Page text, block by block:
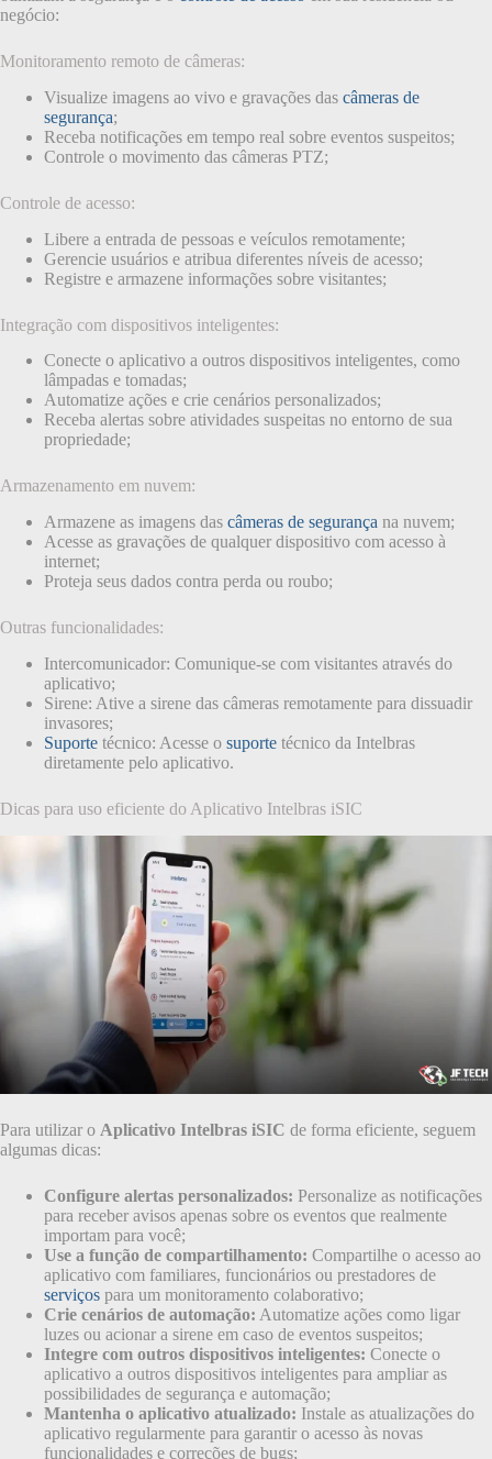
negócio:
Monitoramento remoto de câmeras:
Visualize imagens ao vivo e gravações das câmeras de
segurança;
Receba notificações em tempo real sobre eventos suspeitos;
Controle o movimento das câmeras PTZ;
Controle de acesso:
Libere a entrada de pessoas e veículos remotamente;
Gerencie usuários e atribua diferentes níveis de acesso;
Registre e armazene informações sobre visitantes;
Integração com dispositivos inteligentes:
Conecte o aplicativo a outros dispositivos inteligentes, como
lâmpadas e tomadas;
Automatize ações e crie cenários personalizados;
Receba alertas sobre atividades suspeitas no entorno de sua
propriedade;
Armazenamento em nuvem:
Armazene as imagens das câmeras de segurança na nuvem;
Acesse as gravações de qualquer dispositivo com acesso à
internet;
Proteja seus dados contra perda ou roubo;
Outras funcionalidades:
Intercomunicador: Comunique-se com visitantes através do
aplicativo;
Sirene: Ative a sirene das câmeras remotamente para dissuadir
invasores;
Suporte técnico: Acesse o suporte técnico da Intelbras
diretamente pelo aplicativo.
Dicas para uso eficiente do Aplicativo Intelbras iSIC
Para utilizar o Aplicativo Intelbras iSIC de forma eficiente, seguem
algumas dicas:
Configure alertas personalizados: Personalize as notificações
para receber avisos apenas sobre os eventos que realmente
importam para você;
Use a função de compartilhamento: Compartilhe o acesso ao
aplicativo com familiares, funcionários ou prestadores de
serviços para um monitoramento colaborativo;
Crie cenários de automação: Automatize ações como ligar
luzes ou acionar a sirene em caso de eventos suspeitos;
Integre com outros dispositivos inteligentes: Conecte o
aplicativo a outros dispositivos inteligentes para ampliar as
possibilidades de segurança e automação;
Mantenha o aplicativo atualizado: Instale as atualizações do
aplicativo regularmente para garantir o acesso às novas
funcionalidades e correções de bugs;